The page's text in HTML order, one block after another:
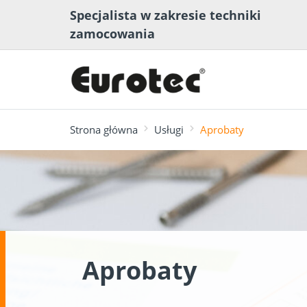
Specjalista w zakresie techniki
zamocowania
Konstrukcje tarasów Inżynieria
najczęściej wyszukiwane
Narzędzie do Program
NOWOŚĆ
Zalecenia
Strona główna Usługi Aprobaty
Aprobaty